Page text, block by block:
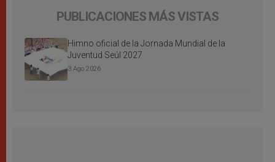
PUBLICACIONES MÁS VISTAS
Himno oficial de la Jornada Mundial de la
Juventud Seúl 2027
3 Ago 2026